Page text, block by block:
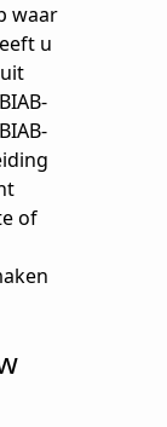
waar
u
of